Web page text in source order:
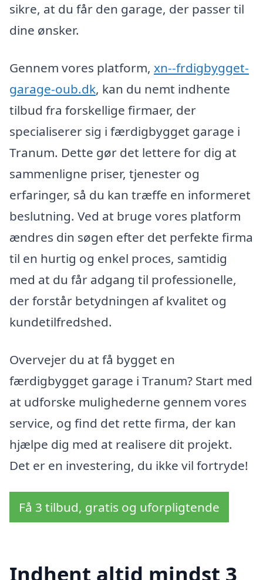
sikre, at du får den garage, der passer til
dine ønsker.
Gennem vores platform, xn--frdigbygget-
garage-oub.dk, kan du nemt indhente
tilbud fra forskellige firmaer, der
specialiserer sig i færdigbygget garage i
Tranum. Dette gør det lettere for dig at
sammenligne priser, tjenester og
erfaringer, så du kan træffe en informeret
beslutning. Ved at bruge vores platform
ændres din søgen efter det perfekte firma
til en hurtig og enkel proces, samtidig
med at du får adgang til professionelle,
der forstår betydningen af kvalitet og
kundetilfredshed.
Overvejer du at få bygget en
færdigbygget garage i Tranum? Start med
at udforske mulighederne gennem vores
service, og find det rette firma, der kan
hjælpe dig med at realisere dit projekt.
Det er en investering, du ikke vil fortryde!
Få 3 tilbud, gratis og uforpligtende
Indhent altid mindst 3